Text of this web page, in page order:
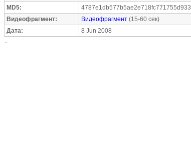
MD5:
4787e1db577b5ae2e718fc771755d933
Видеофрагмент:
Видеофрагмент (15-60 сек)
Дата:
8 Jun 2008